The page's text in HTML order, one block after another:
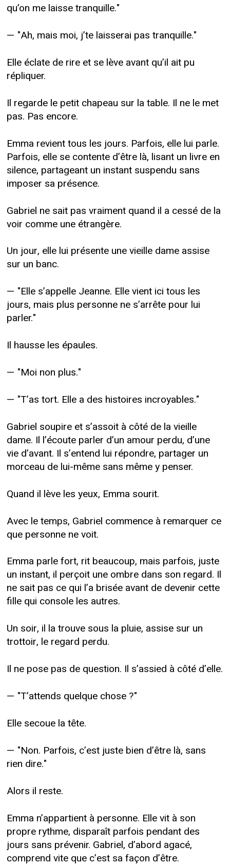
qu’on me laisse tranquille."
— "Ah, mais moi, j’te laisserai pas tranquille."
Elle éclate de rire et se lève avant qu’il ait pu
répliquer.
Il regarde le petit chapeau sur la table. Il ne le met
pas. Pas encore.
Emma revient tous les jours. Parfois, elle lui parle.
Parfois, elle se contente d’être là, lisant un livre en
silence, partageant un instant suspendu sans
imposer sa présence.
Gabriel ne sait pas vraiment quand il a cessé de la
voir comme une étrangère.
Un jour, elle lui présente une vieille dame assise
sur un banc.
— "Elle s’appelle Jeanne. Elle vient ici tous les
jours, mais plus personne ne s’arrête pour lui
parler."
Il hausse les épaules.
— "Moi non plus."
— "T’as tort. Elle a des histoires incroyables."
Gabriel soupire et s’assoit à côté de la vieille
dame. Il l’écoute parler d’un amour perdu, d’une
vie d’avant. Il s’entend lui répondre, partager un
morceau de lui-même sans même y penser.
Quand il lève les yeux, Emma sourit.
Avec le temps, Gabriel commence à remarquer ce
que personne ne voit.
Emma parle fort, rit beaucoup, mais parfois, juste
un instant, il perçoit une ombre dans son regard. Il
ne sait pas ce qui l’a brisée avant de devenir cette
fille qui console les autres.
Un soir, il la trouve sous la pluie, assise sur un
trottoir, le regard perdu.
Il ne pose pas de question. Il s’assied à côté d’elle.
— "T’attends quelque chose ?"
Elle secoue la tête.
— "Non. Parfois, c’est juste bien d’être là, sans
rien dire."
Alors il reste.
Emma n’appartient à personne. Elle vit à son
propre rythme, disparaît parfois pendant des
jours sans prévenir. Gabriel, d’abord agacé,
comprend vite que c’est sa façon d’être.